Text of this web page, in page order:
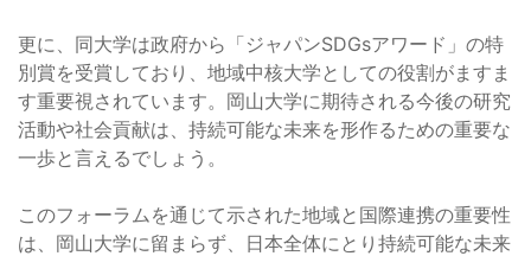
更に、同大学は政府から「ジャパンSDGsアワード」の特
別賞を受賞しており、地域中核大学としての役割がますま
す重要視されています。岡山大学に期待される今後の研究
活動や社会貢献は、持続可能な未来を形作るための重要な
一歩と言えるでしょう。
このフォーラムを通じて示された地域と国際連携の重要性
は、岡山大学に留まらず、日本全体にとり持続可能な未来